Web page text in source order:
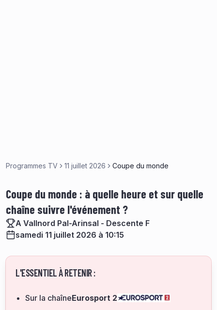
Programmes TV 11 juillet 2026 Coupe du monde
Coupe du monde : à quelle heure et sur quelle
chaîne suivre l'événement ?
A Vallnord Pal-Arinsal - Descente F
samedi 11 juillet 2026 à 10:15
L'ESSENTIEL À RETENIR :
Sur la chaîneEurosport 2